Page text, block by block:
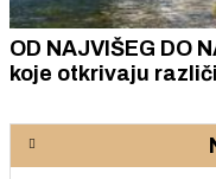
OD NAJVIŠEG DO
koje otkrivaju